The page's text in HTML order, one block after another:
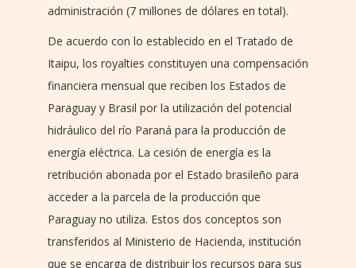
administración (7 millones de dólares en total).
De acuerdo con lo establecido en el Tratado de
Itaipu, los royalties constituyen una compensación
financiera mensual que reciben los Estados de
Paraguay y Brasil por la utilización del potencial
hidráulico del río Paraná para la producción de
energía eléctrica. La cesión de energía es la
retribución abonada por el Estado brasileño para
acceder a la parcela de la producción que
Paraguay no utiliza. Estos dos conceptos son
transferidos al Ministerio de Hacienda, institución
que se encarga de distribuir los recursos para sus